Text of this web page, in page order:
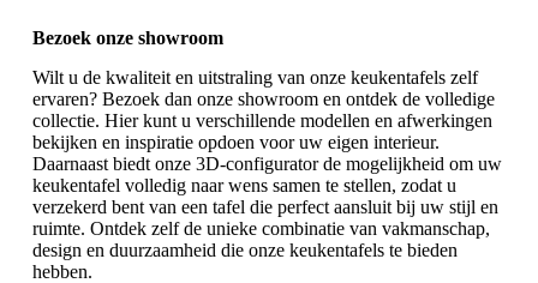
Bezoek onze showroom
Wilt u de kwaliteit en uitstraling van onze keukentafels zelf
ervaren? Bezoek dan onze showroom en ontdek de volledige
collectie. Hier kunt u verschillende modellen en afwerkingen
bekijken en inspiratie opdoen voor uw eigen interieur.
Daarnaast biedt onze 3D-configurator de mogelijkheid om uw
keukentafel volledig naar wens samen te stellen, zodat u
verzekerd bent van een tafel die perfect aansluit bij uw stijl en
ruimte. Ontdek zelf de unieke combinatie van vakmanschap,
design en duurzaamheid die onze keukentafels te bieden
hebben.